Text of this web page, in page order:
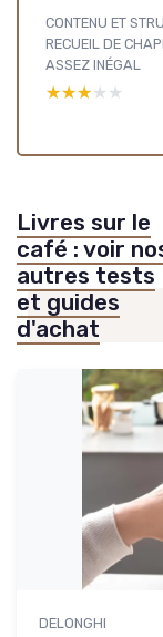
CONTENU ET
RECUEIL DE
ASSEZ INÉGAL
★★★★★
★★★★★
Livres sur le
café : voir
autres tests
et guides
d'achat
DELONGHI